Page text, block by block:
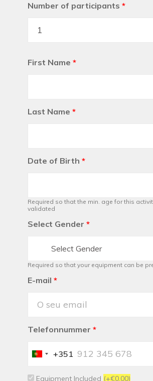
Number of participants *
First Name *
Last Name *
Date of Birth *
Required so that the min. age for this
validated
Select Gender *
Select Gender
Required so that your equipment can be
E-mail *
Telefonnummer *
Portugal
+351
Equipment Included (+€0.00)